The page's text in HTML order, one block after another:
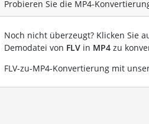
Probieren Sie die MP4-
Noch nicht überzeugt? Klicken Sie
Demodatei von FLV in MP4 zu
FLV-zu-MP4-Konvertierung mit